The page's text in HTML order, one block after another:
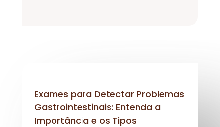
Exames para Detectar Problemas
Gastrointestinais: Entenda a
Importância e os Tipos